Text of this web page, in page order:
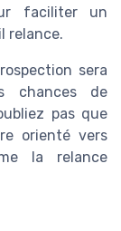
faciliter un
relance.
sera
chances de
pas que
orienté vers
la relance